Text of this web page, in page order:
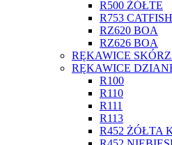
R500 ŻÓŁTE
R753 CATFISH
RZ620 BOA
RZ626 BOA
RĘKAWICE
RĘKAWICE
R100
R110
R111
R113
R452 ŻÓŁTA